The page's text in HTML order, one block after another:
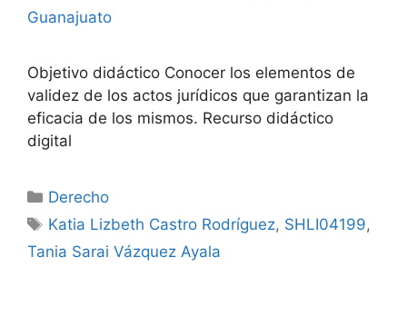
Guanajuato
Objetivo didáctico Conocer los elementos de
validez de los actos jurídicos que garantizan la
eficacia de los mismos. Recurso didáctico
digital
Categorías
Derecho
Etiquetas
Katia Lizbeth Castro Rodríguez, SHLI04199,
Tania Sarai Vázquez Ayala